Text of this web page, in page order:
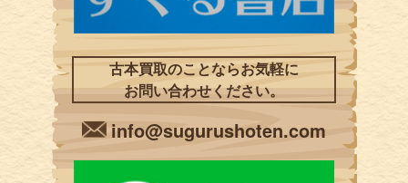
古本買取のことならお気軽に
お問い合わせください。
info@sugurushoten.com